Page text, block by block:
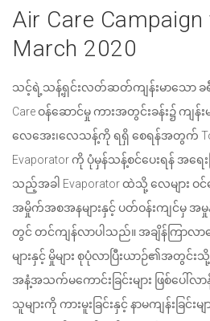
Air Care
March 2020
သင့်ရဲ့သန့်ရှင်းလတ်ဆတ်ကျန်းမာသော ခရီ
Care ဝန်ဆောင်မှု ကားအတွင်းခန်း၌ ကျ
လေအေး၊လေသန့်ကို ရရှိ စေရန်အတွက်
Evaporator ကို ပုံမှန်သန့်စင်ပေးရန် အရေ
သည့်အခါ Evaporator ထဲသို့ လေများ ဝင်ရ
အမှိုက်အစအနများနှင့် ပတ်ဝန်းကျင်မှ အမှု
တွင် တင်ကျန်လာပါသည်။ အချိန်ကြာလ
များနှင့် မှိုများ စုပုံလာပြီးယာဉ်၏အတွင်း
အနံ့အသက်မကောင်းခြင်းများ ဖြစ်ပေါ်လာ
သူများကို ကားမူးခြင်းနှင့် နာမကျန်းခြင်း